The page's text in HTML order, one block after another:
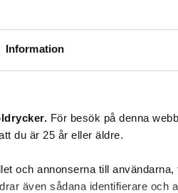
Information
För besök på denna
du är 25 år eller äldre.
och annonserna till
även sådana identifierare och
recept